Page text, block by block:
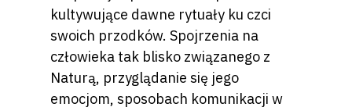
kultywujące dawne rytuały ku czci
swoich przodków. Spojrzenia na
człowieka tak blisko związanego z
Naturą, przyglądanie się jego
emocjom, sposobach komunikacji w